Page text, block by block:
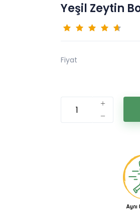
Yeşil Zeytin
Fiyat